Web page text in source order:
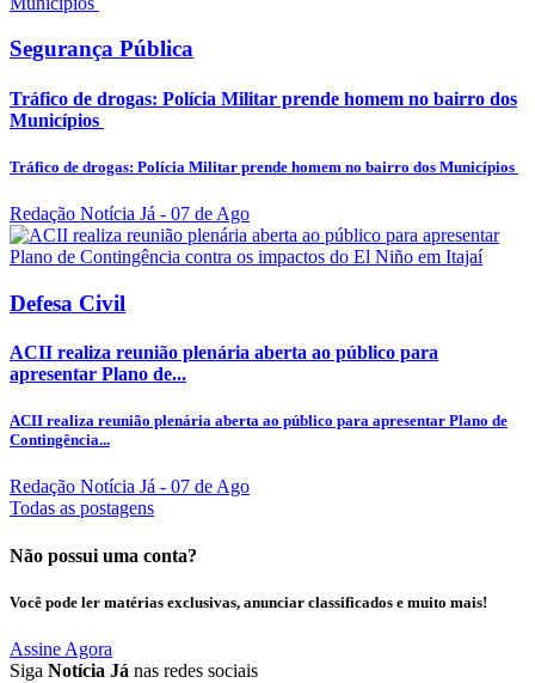
Segurança Pública
Tráfico de drogas: Polícia Militar prende homem no bairro dos
Municípios
Tráfico de drogas: Polícia Militar prende homem no bairro dos Municípios
Redação Notícia Já - 07 de Ago
Defesa Civil
ACII realiza reunião plenária aberta ao público para
apresentar Plano de...
ACII realiza reunião plenária aberta ao público para apresentar Plano de
Contingência...
Redação Notícia Já - 07 de Ago
Todas as postagens
Não possui uma conta?
Você pode ler matérias exclusivas, anunciar classificados e muito mais!
Assine Agora
Siga Notícia Já nas redes sociais